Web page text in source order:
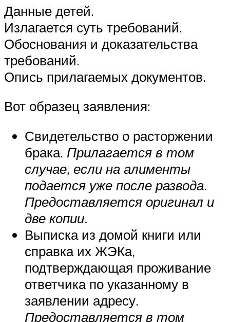
Данные детей.
Излагается суть требований.
Обоснования и доказательства
требований.
Опись прилагаемых документов.
Вот образец заявления:
Свидетельство о расторжении
брака. Прилагается в том
случае, если на алименты
подается уже после развода.
Предоставляется оригинал и
две копии.
Выписка из домой книги или
справка их ЖЭКа,
подтверждающая проживание
ответчика по указанному в
заявлении адресу.
Предоставляется в том